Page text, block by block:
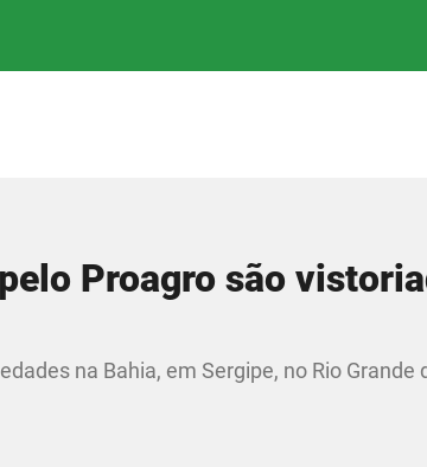
Proagro são
na Bahia, em Sergipe, no Rio Grande